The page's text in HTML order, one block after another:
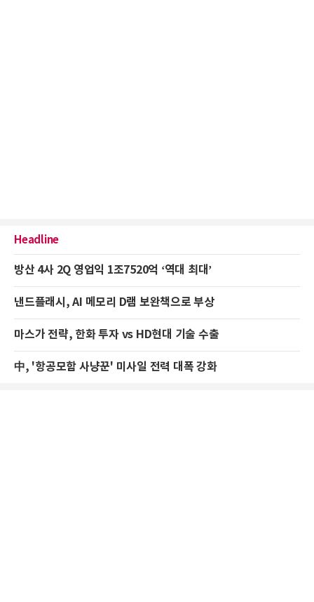
Headline
방산 4사 2Q 영업익 1조7520억 ‘역대 최대’
낸드플래시, AI 메모리 D램 보완책으로 부상
마스가 전략, 한화 투자 vs HD현대 기술 수출
中, '항공모함 사냥꾼' 미사일 전력 대폭 강화